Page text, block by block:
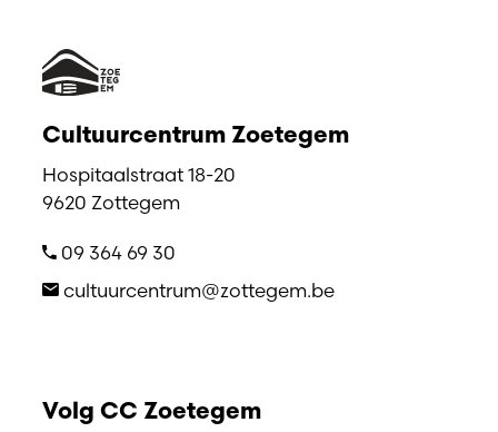
Cultuurcentrum Zoetegem
Hospitaalstraat 18-20
9620 Zottegem
09 364 69 30
cultuurcentrum@zottegem.be
Volg CC Zoetegem